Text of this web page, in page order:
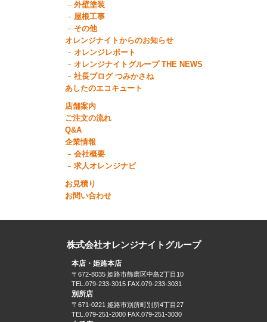
外壁塗装
屋根工事
その他
オレンジナイトからのお知らせ
オレンジレポート
オレンジナイトグループ THE NEWS
社長ブログ つみかさね
あしたのエコキュート
店舗案内
ご注文の流れ
Q&A
企業情報
会社概要
求人オレンジナビ
お見積り
お問い合わせ
株式会社オレンジナイトグループ
本店・姫路本店
〒672-8035 姫路市飾磨区中島2丁目10
TEL.079-233-3015 FAX.079-233-3031
別所店
〒671-0221 姫路市別所町別所4丁目27
TEL.079-251-2000 FAX.079-251-3030